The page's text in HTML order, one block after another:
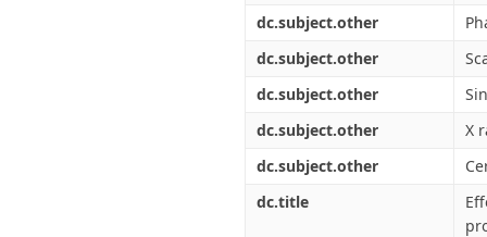
dc.subject.other
dc.subject.other
dc.subject.other
dc.subject.other
X
dc.subject.other
dc.title